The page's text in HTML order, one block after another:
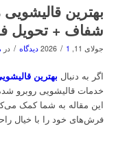
شفاف + تحویل فوری
جولای 11, 2026 / 1 دیدگاه / در
اگر به دنبال بهترین
خدمات قالیشویی روبرو
این مقاله به شما کمک
فرش‌های خود را با خیال